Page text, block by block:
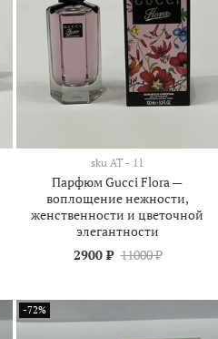
sku АТ - 11
Парфюм Gucci Flora —
воплощение нежности,
женственности и цветочной
элегантности
2900 ₽ 11000 ₽
-72%